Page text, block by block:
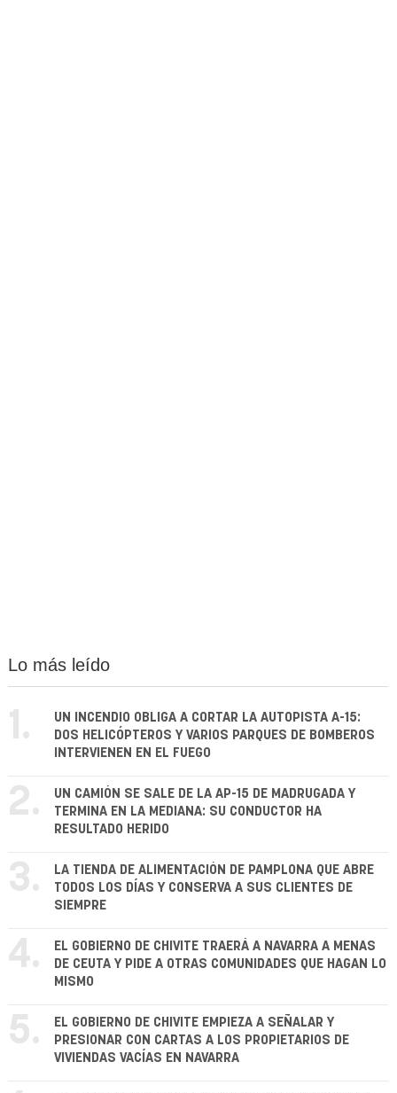
Lo más leído
1.
UN INCENDIO OBLIGA A CORTAR LA AUTOPISTA A-15:
DOS HELICÓPTEROS Y VARIOS PARQUES DE BOMBEROS
INTERVIENEN EN EL FUEGO
2.
UN CAMIÓN SE SALE DE LA AP-15 DE MADRUGADA Y
TERMINA EN LA MEDIANA: SU CONDUCTOR HA
RESULTADO HERIDO
3.
LA TIENDA DE ALIMENTACIÓN DE PAMPLONA QUE ABRE
TODOS LOS DÍAS Y CONSERVA A SUS CLIENTES DE
SIEMPRE
4.
EL GOBIERNO DE CHIVITE TRAERÁ A NAVARRA A MENAS
DE CEUTA Y PIDE A OTRAS COMUNIDADES QUE HAGAN LO
MISMO
5.
EL GOBIERNO DE CHIVITE EMPIEZA A SEÑALAR Y
PRESIONAR CON CARTAS A LOS PROPIETARIOS DE
VIVIENDAS VACÍAS EN NAVARRA